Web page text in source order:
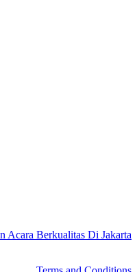
Acara Berkualitas Di Jakarta